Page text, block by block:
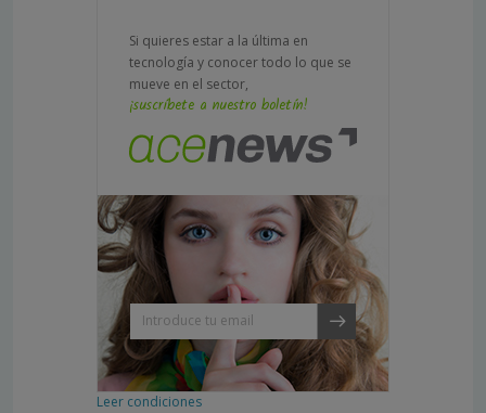
Si quieres estar a la última en
tecnología y conocer todo lo que se
mueve en el sector,
¡suscríbete a nuestro boletín!
Leer condiciones